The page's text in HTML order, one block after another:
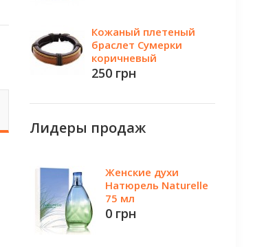
Кожаный плетеный
браслет Сумерки
коричневый
250 грн
Лидеры продаж
Женские духи
Натюрель Naturelle
75 мл
0 грн